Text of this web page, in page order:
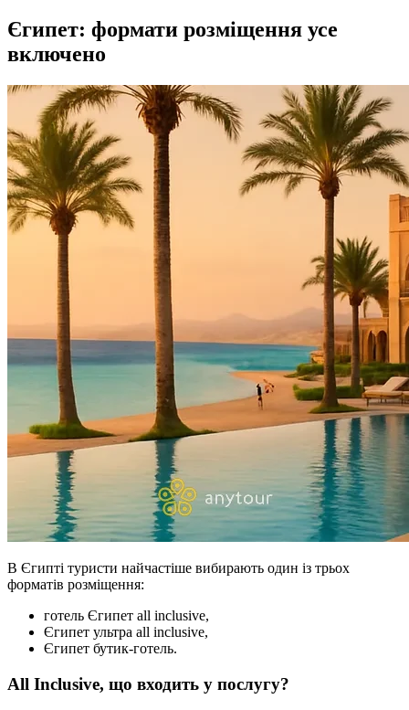
Єгипет: формати розміщення усе
включено
В Єгипті туристи найчастіше вибирають один із трьох
форматів розміщення:
готель Єгипет all inclusive,
Єгипет ультра all inclusive,
Єгипет бутик-готель.
All Inclusive, що входить у послугу?